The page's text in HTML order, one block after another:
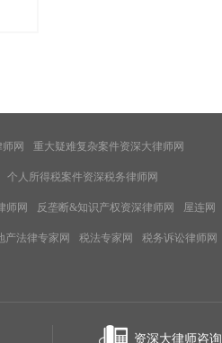
网 重大疑难复杂案件资深大律师网
个人所得税案件资深税务律师网
师网 反垄断&知识产权资深律师网 屋连网
产法律专家网 税法专家网 税务诉讼律师网
资深大律师咨询